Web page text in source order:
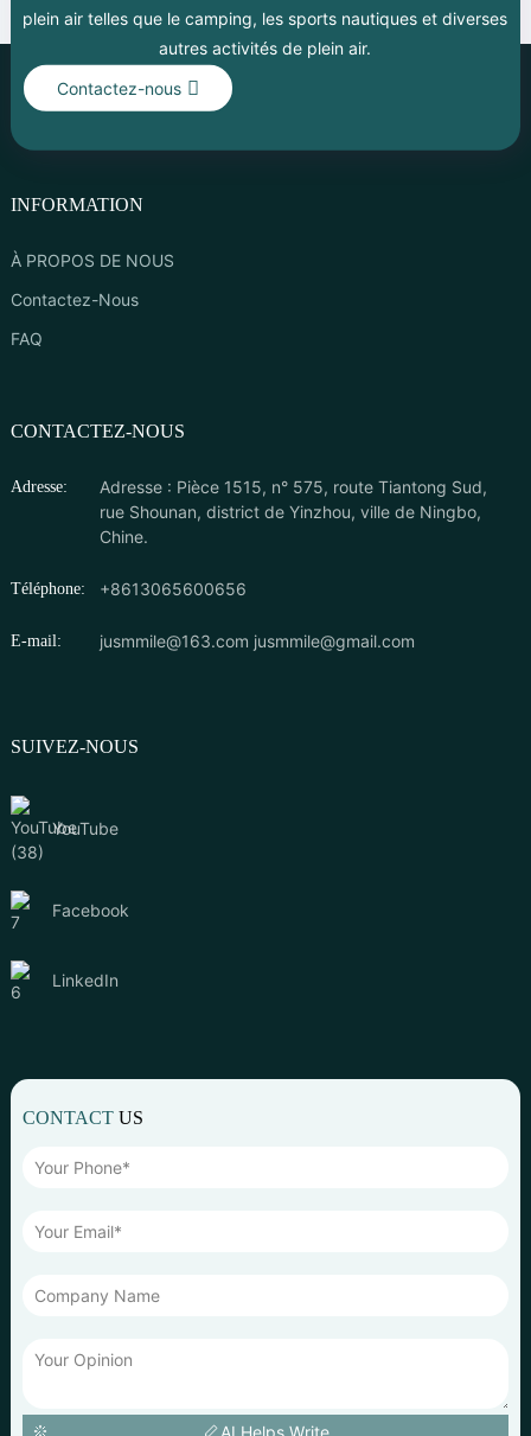
plein air telles que le camping, les sports nautiques et diverses
autres activités de plein air.
Contactez-nous
INFORMATION
À PROPOS DE NOUS
Contactez-Nous
FAQ
CONTACTEZ-NOUS
Adresse:
Adresse : Pièce 1515, n° 575, route Tiantong Sud,
rue Shounan, district de Yinzhou, ville de Ningbo,
Chine.
Téléphone: +8613065600656
E-mail: jusmmile@163.com jusmmile@gmail.com
SUIVEZ-NOUS
YouTube
Facebook
LinkedIn
CONTACTUS
AI Helps Write